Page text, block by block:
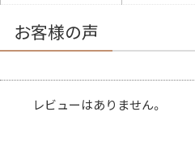
お客様の声
レビューはありません。